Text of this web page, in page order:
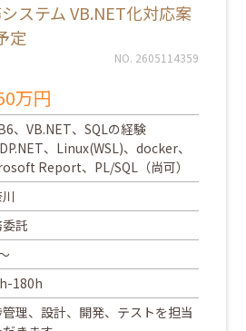
ステム VB.NET化対応案
定
NO. 2605114359
万円
、VB.NET、SQLの経験
、Linux(WSL)、docker、
Report、PL/SQL（尚可）
託
180h
理、設計、開発、テストを担当